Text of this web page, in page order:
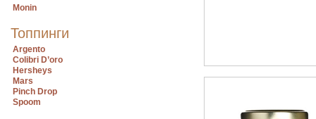
Monin
Топпинги
Argento
Colibri D’oro
Hersheys
Mars
Pinch Drop
Spoom